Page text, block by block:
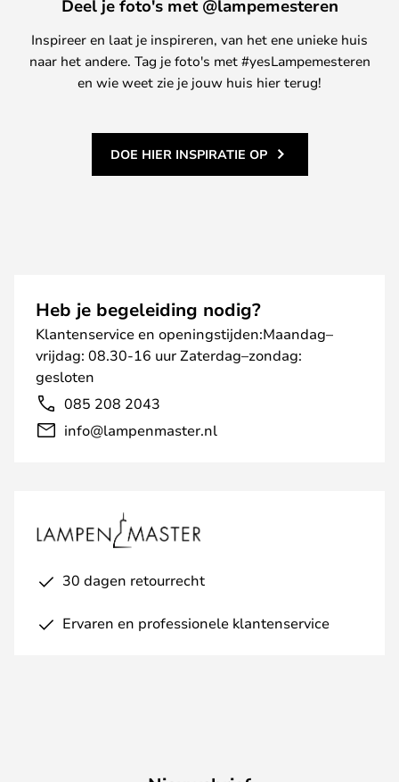
Deel je foto's met @lampemesteren
Inspireer en laat je inspireren, van het ene unieke huis
naar het andere. Tag je foto's met #yesLampemesteren
en wie weet zie je jouw huis hier terug!
DOE HIER INSPIRATIE OP
Heb je begeleiding nodig?
Klantenservice en openingstijden:Maandag–
vrijdag: 08.30-16 uur Zaterdag–zondag:
gesloten
085 208 2043
info@lampenmaster.nl
30 dagen retourrecht
Ervaren en professionele klantenservice